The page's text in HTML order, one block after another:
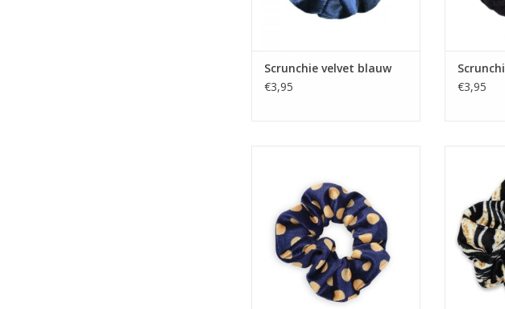
Scrunchie velvet blauw
€3,95
€3,95
TOEVOEGEN AAN WINKELWAGEN